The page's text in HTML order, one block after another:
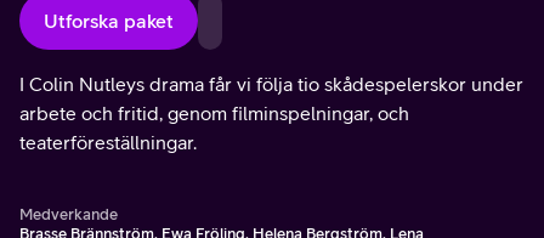
Utforska paket
I Colin Nutleys drama får vi följa tio skådespelerskor under
arbete och fritid, genom filminspelningar, och
teaterföreställningar.
Medverkande
Brasse Brännström, Ewa Fröling, Helena Bergström, Lena